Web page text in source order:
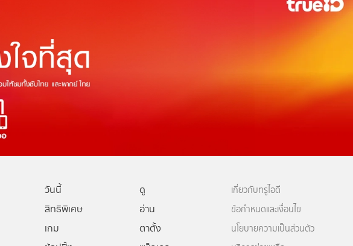
วันนี้
ดู
สิทธิพิเศษ
อ่าน
เกม
ตาตั้ง
เกี่ยวกับทรูไอดี
ข้อกำหนดและเงื่อนไข
นโยบายความเป็นส่วนตัว